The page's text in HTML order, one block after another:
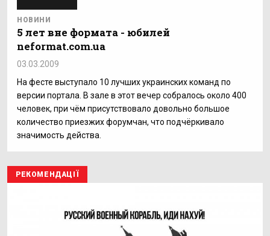
НОВИНИ
5 лет вне формата - юбилей
neformat.com.ua
03.03.2009
На фесте выступало 10 лучших украинских команд по
версии портала. В зале в этот вечер собралось около 400
человек, при чём присутствовало довольно большое
количество приезжих форумчан, что подчёркивало
значимость действа.
РЕКОМЕНДАЦІЇ